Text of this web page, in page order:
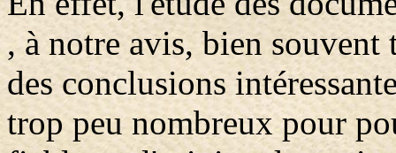
, à notre avis, bien
des conclusions
trop peu nombreux pour